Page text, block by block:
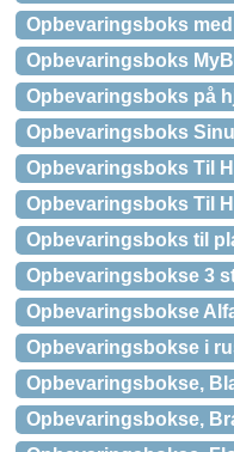
Opbevaringsboks med
Opbevaringsboks
Opbevaringsboks på
Opbevaringsboks
Opbevaringsboks Til
Opbevaringsboks Til
Opbevaringsboks til
Opbevaringsbokse 3
Opbevaringsbokse
Opbevaringsbokse i
Opbevaringsbokse,
Opbevaringsbokse,